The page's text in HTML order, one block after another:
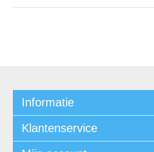
Informatie
Klantenservice